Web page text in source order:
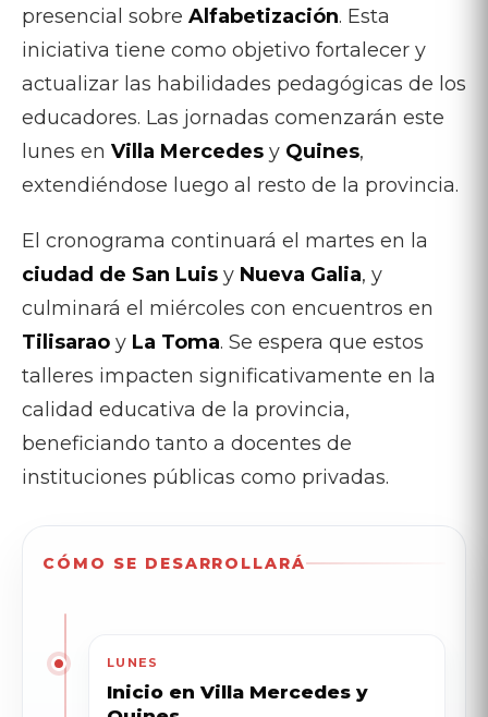
presencial sobre Alfabetización. Esta
iniciativa tiene como objetivo fortalecer y
actualizar las habilidades pedagógicas de los
educadores. Las jornadas comenzarán este
lunes en Villa Mercedes y Quines,
extendiéndose luego al resto de la provincia.
El cronograma continuará el martes en la
ciudad de San Luis y Nueva Galia, y
culminará el miércoles con encuentros en
Tilisarao y La Toma. Se espera que estos
talleres impacten significativamente en la
calidad educativa de la provincia,
beneficiando tanto a docentes de
instituciones públicas como privadas.
CÓMO SE DESARROLLARÁ
LUNES
Inicio en Villa Mercedes y